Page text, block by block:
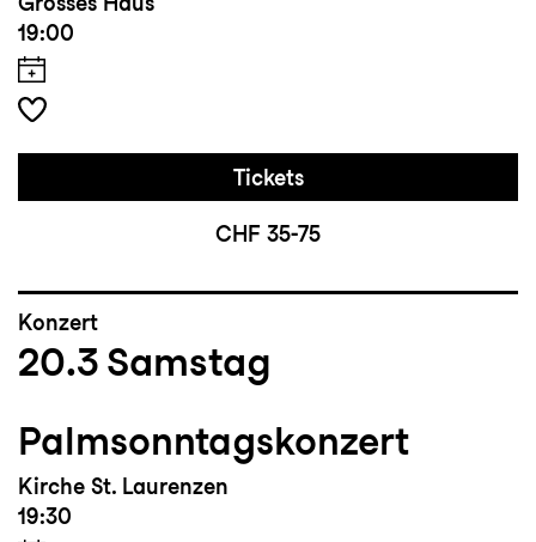
19:00
Tickets
CHF 35-75
Konzert
20.3 Samstag
Palmsonntagskonzert
Kirche St. Laurenzen
19:30